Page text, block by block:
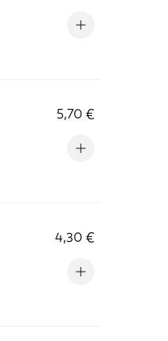
5,70 €
4,30 €